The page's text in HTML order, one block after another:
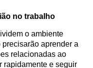
no trabalho
o ambiente
aprender a
relacionadas ao
rapidamente e seguir